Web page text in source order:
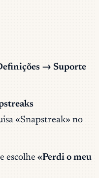
→ Suporte
«Snapstreak» no
e escolhe«Perdi o meu